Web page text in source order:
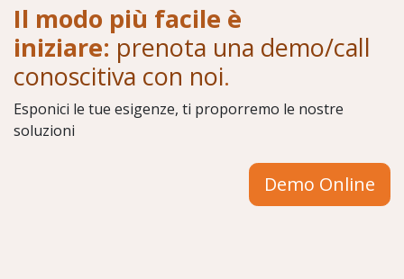
Il modo più facile è
iniziare: prenota una demo/call
conoscitiva con noi.
Esponici le tue esigenze, ti proporremo le nostre
soluzioni
Demo Online